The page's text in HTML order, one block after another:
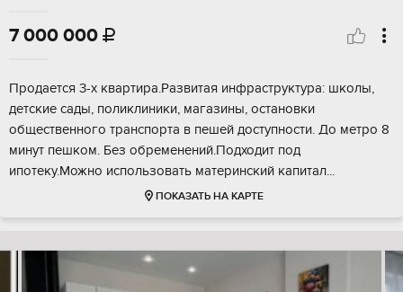
7 000 000 
Продается 3-х квартира.Развитая инфраструктура: школы,
детские сады, поликлиники, магазины, остановки
общественного транспорта в пешей доступности. До метро 8
минут пешком. Без обременений.Подходит под
ипотеку.Можно использовать материнский капитал...
ПОКАЗАТЬ НА КАРТЕ